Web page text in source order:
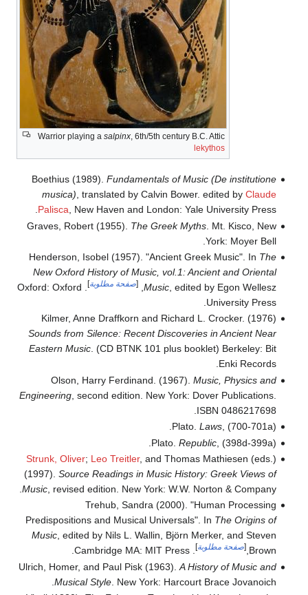
Warrior playing a salpinx, 6th/5th century B.C. Attic
lekythos
Boethius (1989). Fundamentals of Music (De institutione
musica), translated by Calvin Bower. edited by Claude
Palisca, New Haven and London: Yale University Press.
Graves, Robert (1955). The Greek Myths. Mt. Kisco, New
York: Moyer Bell.
Henderson, Isobel (1957). "Ancient Greek Music". In The
New Oxford History of Music, vol.1: Ancient and Oriental
Music, edited by Egon Wellesz,
[صفحة مطلوبة]
. Oxford: Oxford
University Press.
Kilmer, Anne Draffkorn and Richard L. Crocker. (1976)
Sounds from Silence: Recent Discoveries in Ancient Near
Eastern Music. (CD BTNK 101 plus booklet) Berkeley: Bit
Enki Records.
Olson, Harry Ferdinand. (1967). Music, Physics and
Engineering, second edition. New York: Dover Publications.
ISBN 0486217698.
Plato. Laws, (700-701a).
Plato. Republic, (398d-399a).
Strunk, Oliver; Leo Treitler, and Thomas Mathiesen (eds.)
(1997). Source Readings in Music History: Greek Views of
Music, revised edition. New York: W.W. Norton & Company.
Trehub, Sandra (2000). "Human Processing
Predispositions and Musical Universals". In The Origins of
Music, edited by Nils L. Wallin, Björn Merker, and Steven
Brown,
[صفحة مطلوبة]
. Cambridge MA: MIT Press.
Ulrich, Homer, and Paul Pisk (1963). A History of Music and
Musical Style. New York: Harcourt Brace Jovanoich.